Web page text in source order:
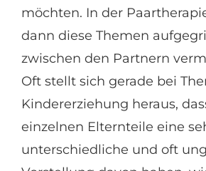
möchten. In der
dann diese Themen
zwischen den Partnern
Oft stellt sich gerade bei
Kindererziehung heraus,
einzelnen Elternteile eine
unterschiedliche und oft